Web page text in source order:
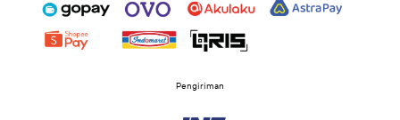
Pengiriman